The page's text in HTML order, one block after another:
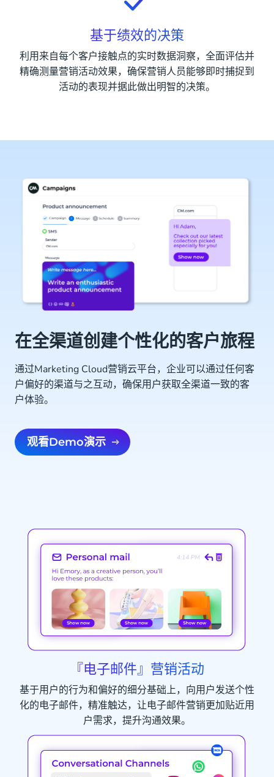
基于绩效的决策
利用来自每个客户接触点的实时数据洞察，全面评估并
精确测量营销活动效果，确保营销人员能够即时捕捉到
活动的表现并据此做出明智的决策。
在全渠道创建个性化的客户旅程
通过Marketing Cloud营销云平台，企业可以通过任何客
户偏好的渠道与之互动，确保用户获取全渠道一致的客
户体验。
观看Demo演示
『电子邮件』营销活动
基于用户的行为和偏好的细分基础上，向用户发送个性
化的电子邮件，精准触达，让电子邮件营销更加贴近用
户需求，提升沟通效果。